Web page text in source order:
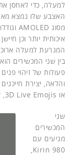
למעלה, כדי לאחסן
איכותית יותר וכן
המגרעת למעלה
בין שני המכשירים
והלאה, יצירת
או 3D Live Emojis, לפי וואווי.
שני
המכשירים
מגיעים עם